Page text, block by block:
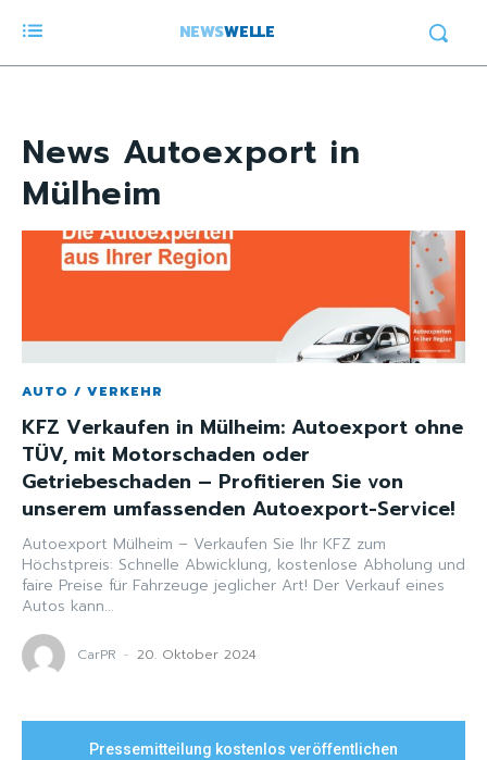
NEWSWELLE
News Autoexport in
Mülheim
AUTO / VERKEHR
KFZ Verkaufen in Mülheim: Autoexport ohne
TÜV, mit Motorschaden oder
Getriebeschaden – Profitieren Sie von
unserem umfassenden Autoexport-Service!
Autoexport Mülheim – Verkaufen Sie Ihr KFZ zum
Höchstpreis: Schnelle Abwicklung, kostenlose Abholung und
faire Preise für Fahrzeuge jeglicher Art! Der Verkauf eines
Autos kann...
CarPR - 20. Oktober 2024
Pressemitteilung kostenlos veröffentlichen